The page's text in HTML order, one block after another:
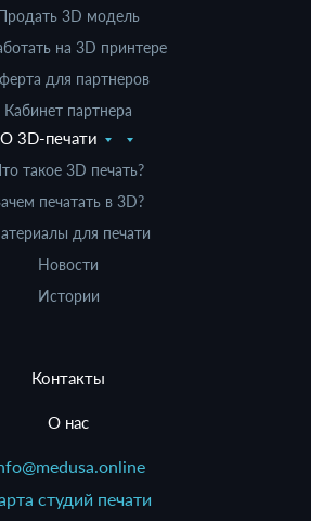
3D модель
на 3D принтере
для партнеров
Кабинет партнера
О 3D-печати
такое 3D печать?
печатать в 3D?
для печати
Новости
Истории
Контакты
О нас
студий печати